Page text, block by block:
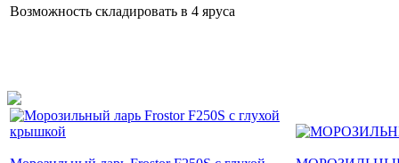
Возможность складировать в 4 яруса